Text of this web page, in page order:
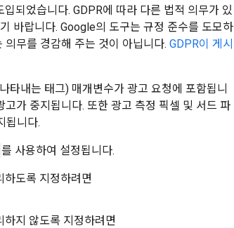
되었습니다. GDPR에 따라 다른 법적 의무가 있
바랍니다. Google의 도구는 규정 준수를 도모하
무를 경감해 주는 것이 아닙니다. GDPR이 게시
타내는 태그) 매개변수가 광고 요청에 포함됩니
가 중지됩니다. 또한 광고 측정 픽셀 및 서드 파
됩니다.
를 사용하여 설정됩니다.
도록 지정하려면
지 않도록 지정하려면